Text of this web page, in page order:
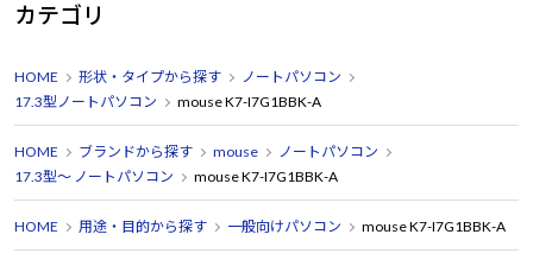
カテゴリ
HOME 形状・タイプから探す
ノートパソコン
17.3型ノートパソコン
mouse K7-I7G1BBK-A
HOME ブランドから探す mouse
ノートパソコン
17.3型～ ノートパソコン
mouse K7-I7G1BBK-A
HOME 用途・目的から探す 一般向けパソコン mouse K7-I7G1BBK-A